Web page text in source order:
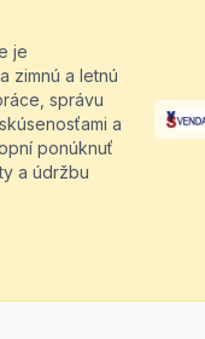
je
zimnú a letnú
správu
a
ponúknuť
a údržbu